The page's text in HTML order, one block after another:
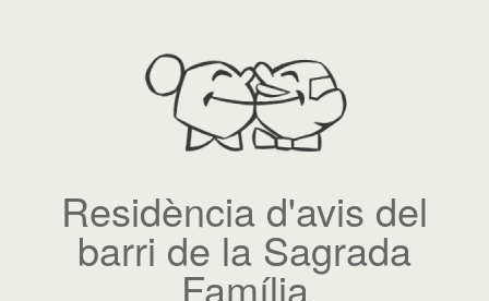
Residència d'avis del
barri de la Sagrada
Família